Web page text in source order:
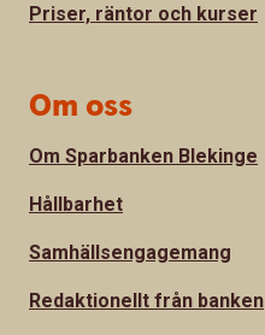
Priser, räntor och kurser
Om oss
Om Sparbanken Blekinge
Hållbarhet
Samhällsengagemang
Redaktionellt från banken